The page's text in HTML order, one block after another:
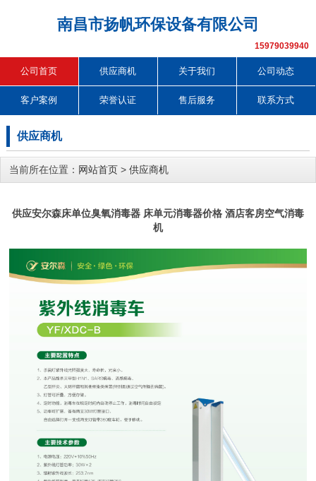
南昌市扬帆环保设备有限公司
15979039940
公司首页 供应商机 关于我们 公司动态
客户案例 荣誉认证 售后服务 联系方式
供应商机
当前所在位置： 网站首页 > 供应商机
供应安尔森床单位臭氧消毒器 床单元消毒器价格 酒店客房空气消毒
机